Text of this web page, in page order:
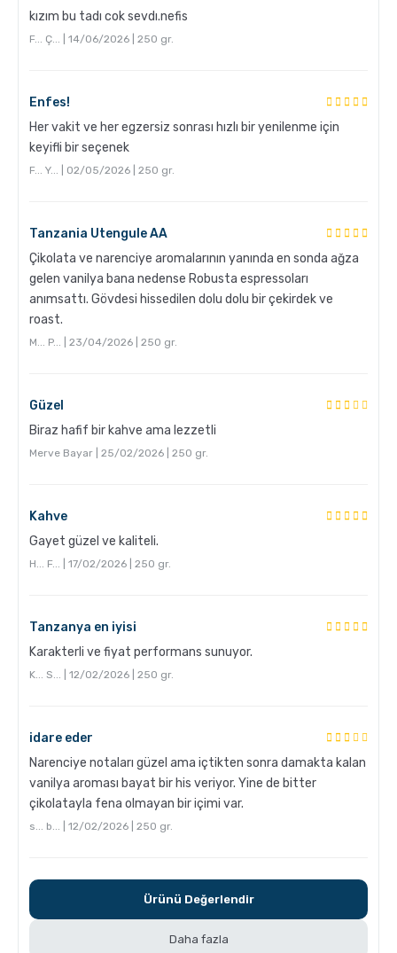
GROSCHE Milano Moka Pot ile Evde Espresso Nasıl
V60 Dripper ile Pour Over Kahve Nasıl Demlenir?
kızım bu tadı cok sevdı.nefis
F... Ç... | 14/06/2026 | 250 gr.
Enfes!
Her vakit ve her egzersiz sonrası hızlı bir yenilenme için
keyifli bir seçenek
F... Y... | 02/05/2026 | 250 gr.
Tanzania Utengule AA
Çikolata ve narenciye aromalarının yanında en sonda ağza
gelen vanilya bana nedense Robusta espressoları
anımsattı. Gövdesi hissedilen dolu dolu bir çekirdek ve
roast.
M... P... | 23/04/2026 | 250 gr.
Güzel
Biraz hafif bir kahve ama lezzetli
Merve Bayar | 25/02/2026 | 250 gr.
Kahve
Gayet güzel ve kaliteli.
H... F... | 17/02/2026 | 250 gr.
Tanzanya en iyisi
Karakterli ve fiyat performans sunuyor.
K... S... | 12/02/2026 | 250 gr.
idare eder
Narenciye notaları güzel ama içtikten sonra damakta kalan
vanilya aroması bayat bir his veriyor. Yine de bitter
çikolatayla fena olmayan bir içimi var.
s... b... | 12/02/2026 | 250 gr.
Ürünü Değerlendir
Daha fazla